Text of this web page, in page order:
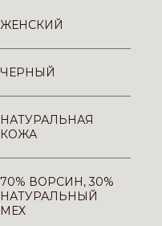
ЖЕНСКИЙ
ЧЕРНЫЙ
НАТУРАЛЬНАЯ
КОЖА
70% ВОРСИН, 30%
НАТУРАЛЬНЫЙ
МЕХ